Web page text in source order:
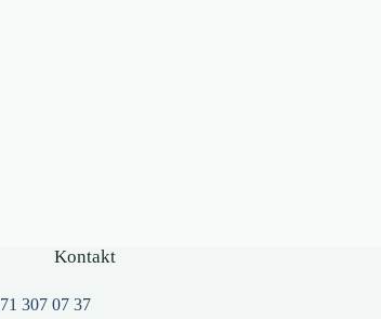
Kontakt
71 307 07 37